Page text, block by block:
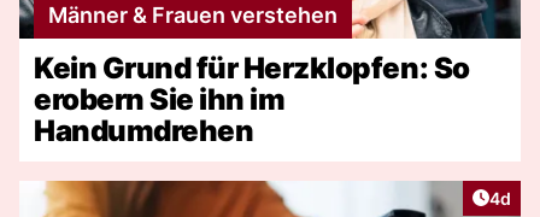
Männer & Frauen verstehen
Kein Grund für Herzklopfen: So
erobern Sie ihn im
Handumdrehen
4d